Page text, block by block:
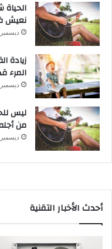
الحياة
نعيش
ديسمبر 21, 2024
زيادة
المرء
ديسمبر 21, 2024
ليس
من
ديسمبر 21, 2024
أحدث الأخبار التقنية